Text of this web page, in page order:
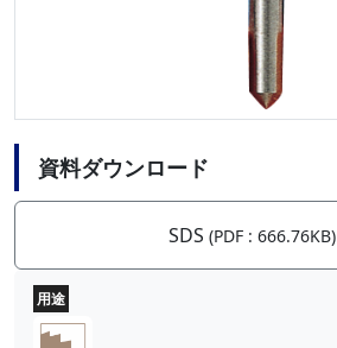
資料ダウンロード
SDS (PDF : 666.76KB)
用途